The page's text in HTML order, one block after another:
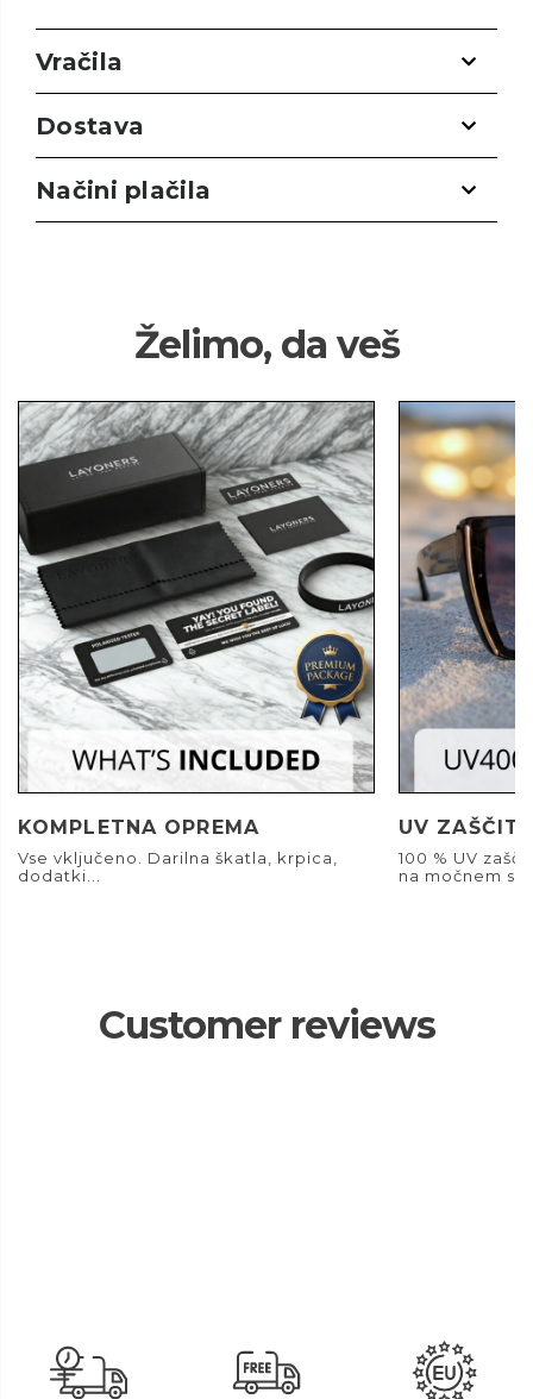
Vračila
Dostava
Načini plačila
Želimo, da veš
KOMPLETNA OPREMA
Vse vključeno. Darilna škatla, krpica,
dodatki...
UV
100 % UV
na močnem
Customer reviews